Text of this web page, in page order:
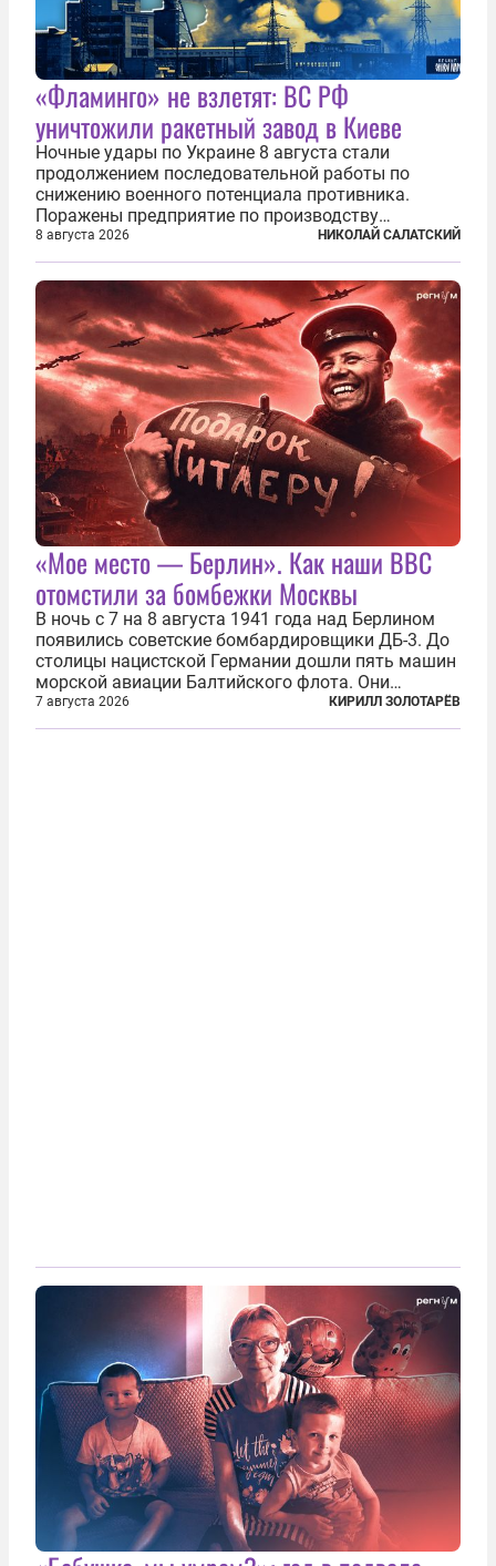
«Фламинго» не взлетят: ВС РФ
уничтожили ракетный завод в Киеве
Ночные удары по Украине 8 августа стали
продолжением последовательной работы по
снижению военного потенциала противника.
Поражены предприятие по производству
крылатых ракет, крупный склад топлива и два
сухогруза с военными грузами. Дополнительно
нанесены удары по объектам в ряде городов. В
Киеве...
8 августа 2026 НИКОЛАЙ САЛАТСКИЙ
«Мое место — Берлин». Как наши ВВС
отомстили за бомбежки Москвы
В ночь с 7 на 8 августа 1941 года над Берлином
появились советские бомбардировщики ДБ-3. До
столицы нацистской Германии дошли пять машин
морской авиации Балтийского флота. Они
сбросили бомбы на город, который в тот момент
жил в полной уверенности, что война идет где-то
7 августа 2026 КИРИЛЛ ЗОЛОТАРЁВ